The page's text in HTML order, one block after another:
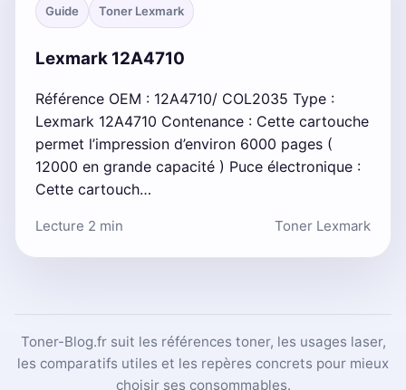
Guide Toner Lexmark
Lexmark 12A4710
Référence OEM : 12A4710/ COL2035 Type :
Lexmark 12A4710 Contenance : Cette cartouche
permet l’impression d’environ 6000 pages (
12000 en grande capacité ) Puce électronique :
Cette cartouch…
Lecture 2 min Toner Lexmark
Toner-Blog.fr suit les références toner, les usages laser,
les comparatifs utiles et les repères concrets pour mieux
choisir ses consommables.